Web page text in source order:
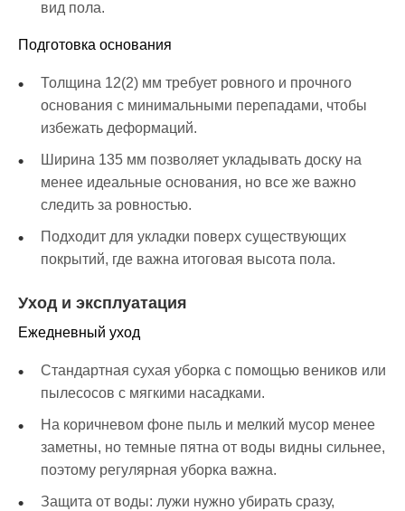
вид пола.
Подготовка основания
Толщина 12(2) мм требует ровного и прочного
основания с минимальными перепадами, чтобы
избежать деформаций.
Ширина 135 мм позволяет укладывать доску на
менее идеальные основания, но все же важно
следить за ровностью.
Подходит для укладки поверх существующих
покрытий, где важна итоговая высота пола.
Уход и эксплуатация
Ежедневный уход
Стандартная сухая уборка с помощью веников или
пылесосов с мягкими насадками.
На коричневом фоне пыль и мелкий мусор менее
заметны, но темные пятна от воды видны сильнее,
поэтому регулярная уборка важна.
Защита от воды: лужи нужно убирать сразу,